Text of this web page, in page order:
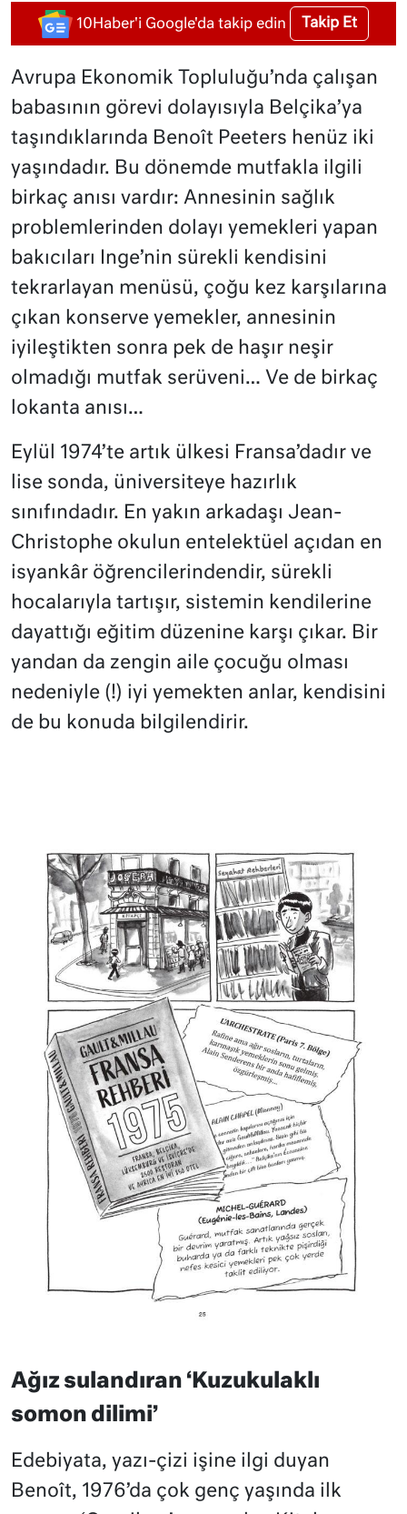
10Haber'i Google'da takip edin Takip Et
Avrupa Ekonomik Topluluğu’nda çalışan
babasının görevi dolayısıyla Belçika’ya
taşındıklarında Benoît Peeters henüz iki
yaşındadır. Bu dönemde mutfakla ilgili
birkaç anısı vardır: Annesinin sağlık
problemlerinden dolayı yemekleri yapan
bakıcıları Inge’nin sürekli kendisini
tekrarlayan menüsü, çoğu kez karşılarına
çıkan konserve yemekler, annesinin
iyileştikten sonra pek de haşır neşir
olmadığı mutfak serüveni… Ve de birkaç
lokanta anısı…
Eylül 1974’te artık ülkesi Fransa’dadır ve
lise sonda, üniversiteye hazırlık
sınıfındadır. En yakın arkadaşı Jean-
Christophe okulun entelektüel açıdan en
isyankâr öğrencilerindendir, sürekli
hocalarıyla tartışır, sistemin kendilerine
dayattığı eğitim düzenine karşı çıkar. Bir
yandan da zengin aile çocuğu olması
nedeniyle (!) iyi yemekten anlar, kendisini
de bu konuda bilgilendirir.
Ağız sulandıran ‘Kuzukulaklı
somon dilimi’
Edebiyata, yazı-çizi işine ilgi duyan
Benoît, 1976’da çok genç yaşında ilk